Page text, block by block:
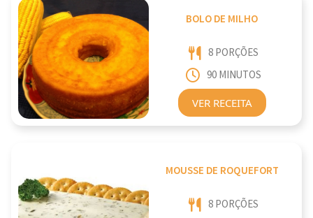
BOLO DE MILHO
8 PORÇÕES
90 MINUTOS
VER RECEITA
MOUSSE DE ROQUEFORT
8 PORÇÕES